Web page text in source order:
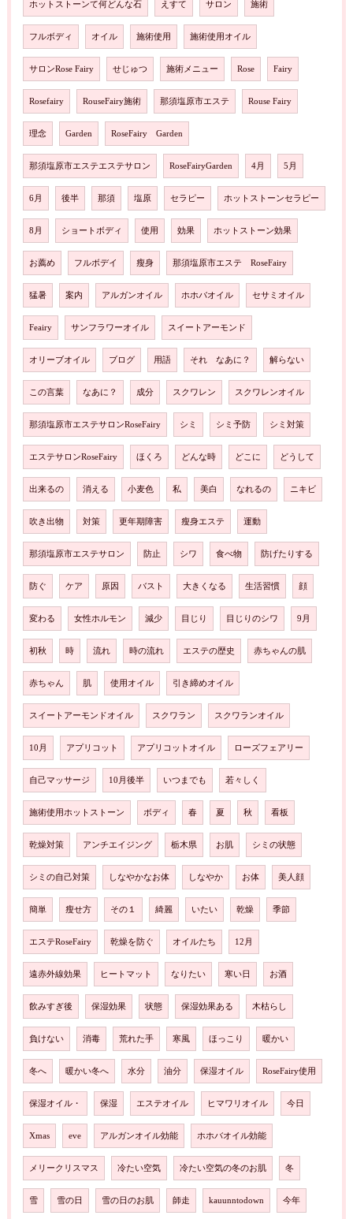
ホットストーンて何どんな石 えすて サロン 施術
フルボディ オイル 施術使用 施術使用オイル
サロンRose Fairy せじゅつ 施術メニュー Rose Fairy
Rosefairy RouseFairy施術 那須塩原市エステ Rouse Fairy
理念 Garden RoseFairy Garden
那須塩原市エステエステサロン RoseFairyGarden 4月 5月
6月 後半 那須 塩原 セラピー ホットストーンセラピー
8月 ショートボディ 使用 効果 ホットストーン効果
お薦め フルボデイ 瘦身 那須塩原市エステ RoseFairy
猛暑 案内 アルガンオイル ホホバオイル セサミオイル
Feairy サンフラワーオイル スイートアーモンド
オリーブオイル ブログ 用語 それ なあに？ 解らない
この言葉 なあに？ 成分 スクワレン スクワレンオイル
那須塩原市エステサロンRoseFairy シミ シミ予防 シミ対策
エステサロンRoseFairy ほくろ どんな時 どこに どうして
出来るの 消える 小麦色 私 美白 なれるの ニキビ
吹き出物 対策 更年期障害 瘦身エステ 運動
那須塩原市エステサロン 防止 シワ 食べ物 防げたりする
防ぐ ケア 原因 バスト 大きくなる 生活習慣 顔
変わる 女性ホルモン 減少 目じり 目じりのシワ 9月
初秋 時 流れ 時の流れ エステの歴史 赤ちゃんの肌
赤ちゃん 肌 使用オイル 引き締めオイル
スイートアーモンドオイル スクワラン スクワランオイル
10月 アプリコット アプリコットオイル ローズフェアリー
自己マッサージ 10月後半 いつまでも 若々しく
施術使用ホットストーン ボディ 春 夏 秋 看板
乾燥対策 アンチエイジング 栃木県 お肌 シミの状態
シミの自己対策 しなやかなお体 しなやか お体 美人顔
簡単 瘦せ方 その１ 綺麗 いたい 乾燥 季節
エステRoseFairy 乾燥を防ぐ オイルたち 12月
遠赤外線効果 ヒートマット なりたい 寒い日 お酒
飲みすぎ後 保湿効果 状態 保湿効果ある 木枯らし
負けない 消毒 荒れた手 寒風 ほっこり 暖かい
冬へ 暖かい冬へ 水分 油分 保湿オイル RoseFairy使用
保湿オイル・ 保湿 エステオイル ヒマワリオイル 今日
Xmas eve アルガンオイル効能 ホホバオイル効能
メリークリスマス 冷たい空気 冷たい空気の冬のお肌 冬
雪 雪の日 雪の日のお肌 師走 kauunntodown 今年